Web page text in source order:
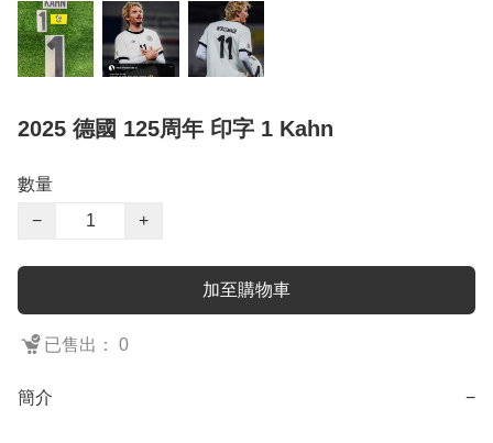
2025 德國 125周年 印字 1 Kahn
數量
−
+
加至購物車
已售出： 0
簡介 −